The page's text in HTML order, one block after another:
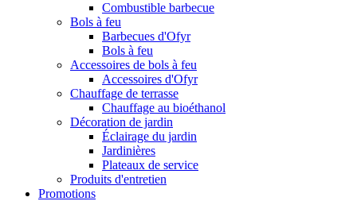
Combustible barbecue
Bols à feu
Barbecues d'Ofyr
Bols à feu
Accessoires de bols à feu
Accessoires d'Ofyr
Chauffage de terrasse
Chauffage au bioéthanol
Décoration de jardin
Éclairage du jardin
Jardinières
Plateaux de service
Produits d'entretien
Promotions